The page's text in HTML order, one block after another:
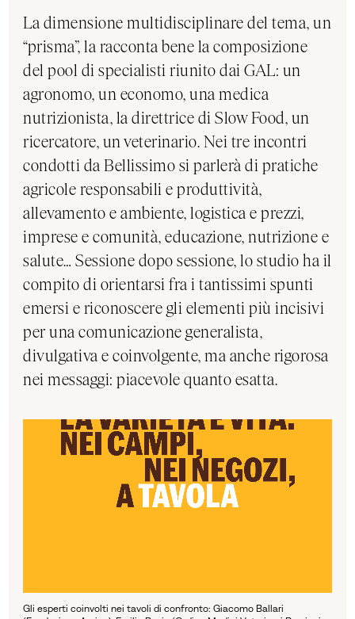
La dimensione multidisciplinare del tema, un
“prisma”, la racconta bene la composizione
del pool di specialisti riunito dai GAL: un
agronomo, un economo, una medica
nutrizionista, la direttrice di Slow Food, un
ricercatore, un veterinario. Nei tre incontri
condotti da Bellissimo si parlerà di pratiche
agricole responsabili e produttività,
allevamento e ambiente, logistica e prezzi,
imprese e comunità, educazione, nutrizione e
salute… Sessione dopo sessione, lo studio ha il
compito di orientarsi fra i tantissimi spunti
emersi e riconoscere gli elementi più incisivi
per una comunicazione generalista,
divulgativa e coinvolgente, ma anche rigorosa
nei messaggi: piacevole quanto esatta.
Gli esperti coinvolti nei tavoli di confronto: Giacomo Ballari